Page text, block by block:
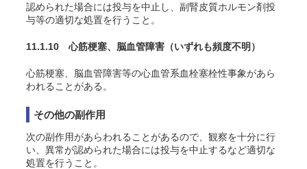
認められた場合には投与を中止し、副腎皮質ホルモン剤投
与等の適切な処置を行うこと。
11.1.10 心筋梗塞、脳血管障害 （いずれも頻度不明）
心筋梗塞、脳血管障害等の心血管系血栓塞栓性事象があら
われることがある 。
その他の副作用
次の副作用があらわれることがあるので、観察を十分に行
い、異常が認められた場合には投与を中止するなど適切な
処置を行うこと。